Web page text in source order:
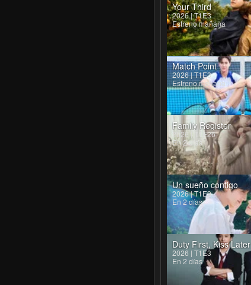
Your Third
2026 | T1E3
Estreno mañana
Match Point
2026 | T1E3
Estreno mañana
Family Register
2026 | T1E26
En 2 días
Un sueño contigo
2026 | T1E9
En 2 días
Duty First, Kiss Later
2026 | T1E3
En 2 días